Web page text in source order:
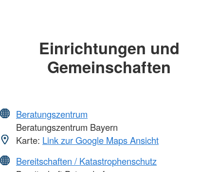
Einrichtungen und
Gemeinschaften
Beratungszentrum
Beratungszentrum Bayern
Karte: Link zur Google Maps Ansicht
Bereitschaften / Katastrophenschutz